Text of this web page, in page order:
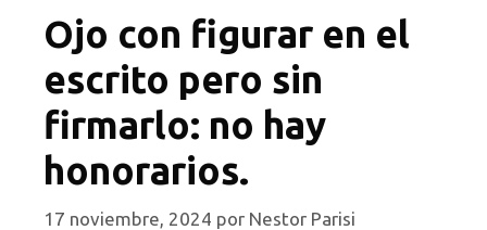
Ojo con figurar en el
escrito pero sin
firmarlo: no hay
honorarios.
17 noviembre, 2024 por Nestor Parisi